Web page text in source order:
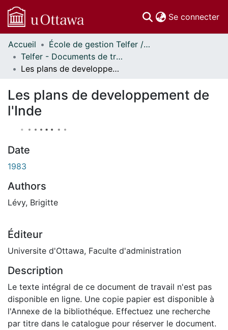
Se connecter
Communautés
et collections
Parcourir
À propos
Accueil
École de gestion Telfer // Telfer School of Management
Telfer - Documents de travail // Telfer - Working Papers
Les plans de developpement de l'Inde
Les plans de developpement de
l'Inde
Date
1983
Authors
Lévy, Brigitte
Éditeur
Universite d'Ottawa, Faculte d'administration
Description
Le texte intégral de ce document de travail n'est pas
disponible en ligne. Une copie papier est disponible à
l'Annexe de la bibliothéque. Effectuez une recherche
par titre dans le catalogue pour réserver le document.